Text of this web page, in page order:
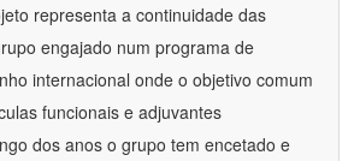
representa a continuidade das
engajado num programa de
internacional onde o objetivo comum
funcionais e adjuvantes
dos anos o grupo tem encetado e